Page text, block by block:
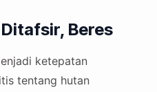
Beres
ketepatan
tentang hutan